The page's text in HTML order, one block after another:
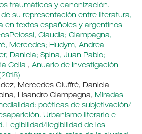
traumáticos y canonización.
su representación entre literatura,
en textos españoles y argentinos
Claudia; Ciampagna,
Mercedes; Hudym, Andrea
Daniela; Spina, Juan Pablo;
Celia , Anuario de Investigación
Mercedes Giuffré, Daniela
Lisandro Ciampagna, Miradas
poéticas de subjetivación/
Urbanismo literario e
Legibilidad/ilegibilidad de los